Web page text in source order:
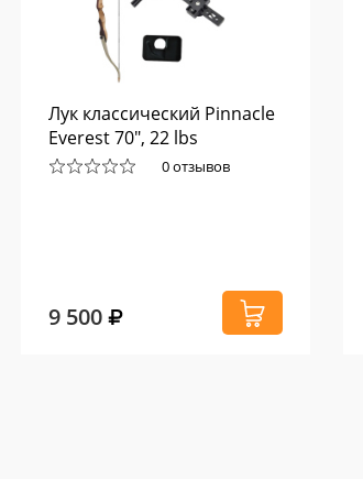
Лук классический Pinnacle
Everest 70", 22 lbs
0 отзывов
9 500